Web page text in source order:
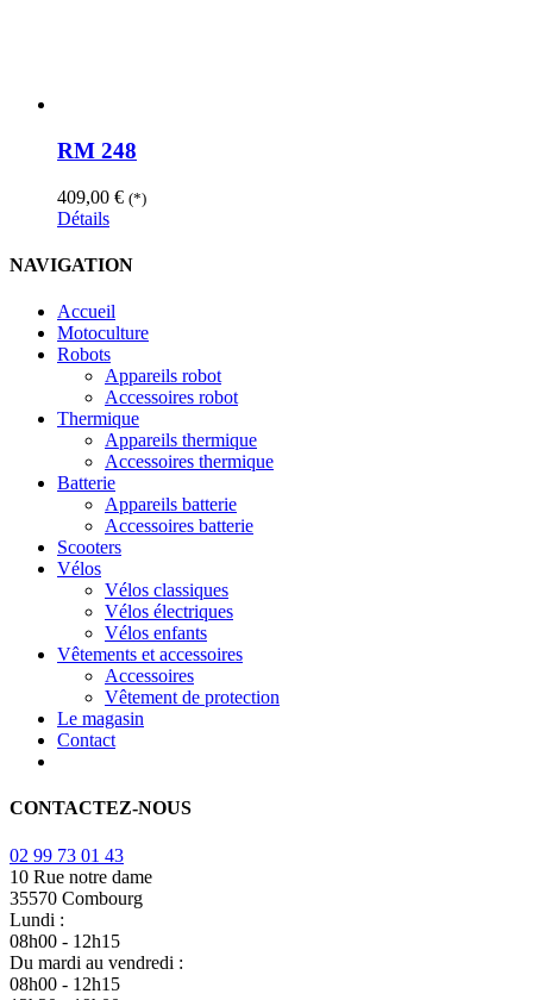
RM 248
409,00 € (*)
Détails
NAVIGATION
Accueil
Motoculture
Robots
Appareils robot
Accessoires robot
Thermique
Appareils thermique
Accessoires thermique
Batterie
Appareils batterie
Accessoires batterie
Scooters
Vélos
Vélos classiques
Vélos électriques
Vélos enfants
Vêtements et accessoires
Accessoires
Vêtement de protection
Le magasin
Contact
CONTACTEZ-NOUS
02 99 73 01 43
10 Rue notre dame
35570 Combourg
Lundi :
08h00 - 12h15
Du mardi au vendredi :
08h00 - 12h15